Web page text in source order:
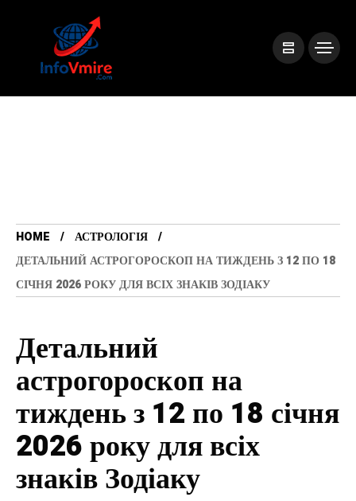
HOME
АСТРОЛОГІЯ
ДЕТАЛЬНИЙ АСТРОГОРОСКОП НА ТИЖДЕНЬ З 12 ПО 18
СІЧНЯ 2026 РОКУ ДЛЯ ВСІХ ЗНАКІВ ЗОДІАКУ
Детальний
астрогороскоп на
тиждень з 12 по 18 січня
2026 року для всіх
знаків Зодіаку